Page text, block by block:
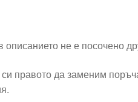
описанието не е посочено
правото да заменим